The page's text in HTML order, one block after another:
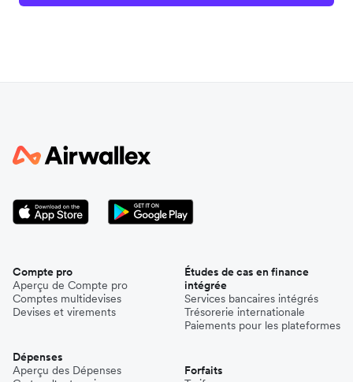
Compte pro
Aperçu de Compte pro
Comptes multidevises
Devises et virements
Dépenses
Aperçu des Dépenses
Études de cas en finance
intégrée
Services bancaires intégrés
Trésorerie internationale
Paiements pour les plateformes
Forfaits